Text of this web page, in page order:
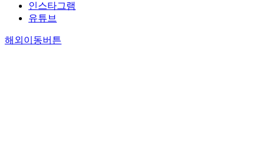
인스타그램
유튜브
해외이동버튼